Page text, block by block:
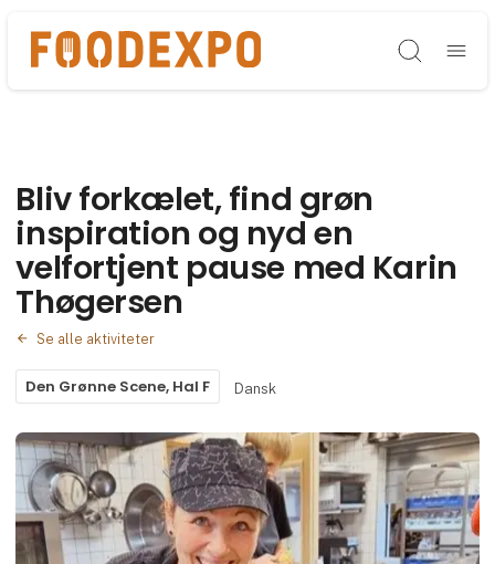
Søg
Bliv forkælet, find grøn
inspiration og nyd en
velfortjent pause med Karin
Thøgersen
Se alle aktiviteter
Den Grønne Scene, Hal F Dansk